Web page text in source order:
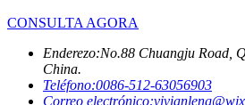
CONSULTA AGORA
Enderezo:No.88 Chuangju Road,
China.
Teléfono:0086-512-63056903
Correo electrónico: